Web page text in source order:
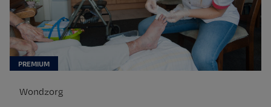
Wondzorg